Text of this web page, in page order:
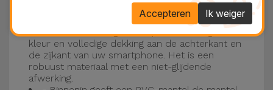
- Een eerste laag van Liquid Silicone geeft de
kleur en volledige dekking aan de achterkant en
de zijkant van uw smartphone. Het is een
robuust materiaal met een niet-glijdende
afwerking.
Ik weiger
Accepteren